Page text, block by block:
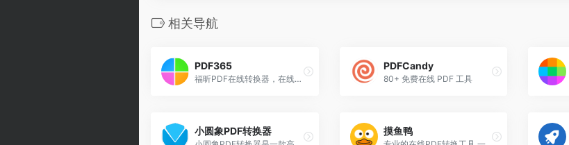
相关导航
PDF365
福昕PDF在线转换器，在线PDF转Word，PDF转换成Word
PDFCandy
80+ 免费在线 PDF 工具
小圆象PDF转换器 摸鱼鸭